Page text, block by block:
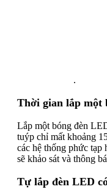
.
Thời gian lắp một
Lắp một bóng đèn
tuýp chỉ mất khoảng
các hệ thống phức tạp
sẽ khảo sát và thông
Tự lắp đèn LED